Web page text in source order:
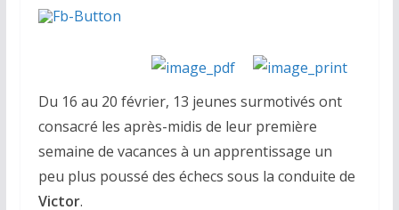
Du 16 au 20 février, 13 jeunes surmotivés ont
consacré les après-midis de leur première
semaine de vacances à un apprentissage un
peu plus poussé des échecs sous la conduite de
Victor.